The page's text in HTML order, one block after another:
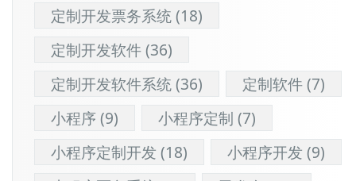
定制开发票务系统(18)
定制开发软件(36)
定制开发软件系统(36) 定制软件(7)
小程序(9) 小程序定制 (7)
小程序定制开发 (18) 小程序开发 (9)